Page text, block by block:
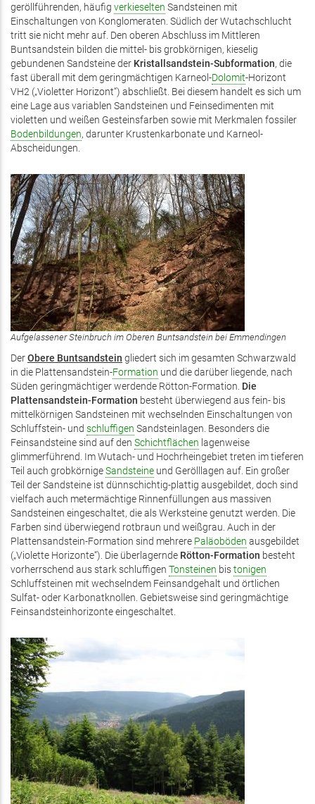
geröllführenden, häufig verkieselten Sandsteinen mit
Einschaltungen von Konglomeraten. Südlich der Wutachschlucht
tritt sie nicht mehr auf. Den oberen Abschluss im Mittleren
Buntsandstein bilden die mittel- bis grobkörnigen, kieselig
gebundenen Sandsteine der Kristallsandstein-Subformation, die
fast überall mit dem geringmächtigen Karneol-Dolomit-Horizont
VH2 („Violetter Horizont“) abschließt. Bei diesem handelt es sich um
eine Lage aus variablen Sandsteinen und Feinsedimenten mit
violetten und weißen Gesteinsfarben sowie mit Merkmalen fossiler
Bodenbildungen, darunter Krustenkarbonate und Karneol-
Abscheidungen.
Aufgelassener Steinbruch im Oberen Buntsandstein bei Emmendingen
DerObere Buntsandstein gliedert sich im gesamten Schwarzwald
in die Plattensandstein-Formation und die darüber liegende, nach
Süden geringmächtiger werdende Rötton-Formation. Die
Plattensandstein-Formation besteht überwiegend aus fein- bis
mittelkörnigen Sandsteinen mit wechselnden Einschaltungen von
Schluffstein- und schluffigen Sandsteinlagen. Besonders die
Feinsandsteine sind auf den Schichtflächen lagenweise
glimmerführend. Im Wutach- und Hochrheingebiet treten im tieferen
Teil auch grobkörnigeSandsteine und Gerölllagen auf. Ein großer
Teil der Sandsteine ist dünnschichtig-plattig ausgebildet, doch sind
vielfach auch metermächtige Rinnenfüllungen aus massiven
Sandsteinen eingeschaltet, die als Werksteine genutzt werden. Die
Farben sind überwiegend rotbraun und weißgrau. Auch in der
Plattensandstein-Formation sind mehrere Paläoböden ausgebildet
(„Violette Horizonte“). Die überlagernde Rötton-Formation besteht
vorherrschend aus stark schluffigen Tonsteinen bistonigen
Schluffsteinen mit wechselndem Feinsandgehalt und örtlichen
Sulfat- oder Karbonatknollen. Gebietsweise sind geringmächtige
Feinsandsteinhorizonte eingeschaltet.